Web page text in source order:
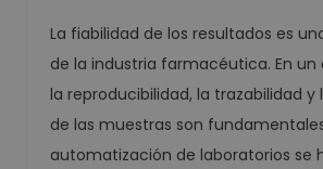
La fiabilidad de los resultados es
de la industria farmacéutica. En
la reproducibilidad, la trazabilidad y
de las muestras son
automatización de laboratorios se